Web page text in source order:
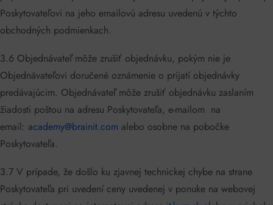
Poskytovateľovi na jeho emailovú adresu uvedenú v týchto
obchodných podmienkach.
3.6 Objednávateľ môže zrušiť objednávku, pokým nie je
Objednávateľovi doručené oznámenie o prijatí objednávky
predávajúcim. Objednávateľ môže zrušiť objednávku zaslaním
žiadosti poštou na adresu Poskytovateľa, e-mailom na
email: academy@brainit.com alebo osobne na pobočke
Poskytovateľa.
3.7 V prípade, že došlo ku zjavnej technickej chybe na strane
Poskytovateľa pri uvedení ceny uvedenej v ponuke na webovej